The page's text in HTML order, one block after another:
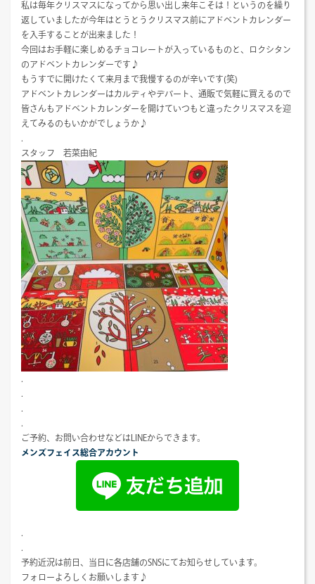
私は毎年クリスマスになってから思い出し来年こそは！というのを繰り
返していましたが今年はとうとうクリスマス前にアドベントカレンダー
を入手することが出来ました！
今回はお手軽に楽しめるチョコレートが入っているものと、ロクシタン
のアドベントカレンダーです♪
もうすでに開けたくて来月まで我慢するのが辛いです(笑)
アドベントカレンダーはカルディやデパート、通販で気軽に買えるので
皆さんもアドベントカレンダーを開けていつもと違ったクリスマスを迎
えてみるのもいかがでしょうか♪
スタッフ 若菜由紀
ご予約、お問い合わせなどはLINEからできます。
メンズフェイス総合アカウント
予約近況は前日、当日に各店舗のSNSにてお知らせしています。
フォローよろしくお願いします♪